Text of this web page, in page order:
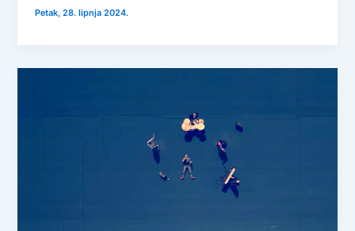
Petak, 28. lipnja 2024.